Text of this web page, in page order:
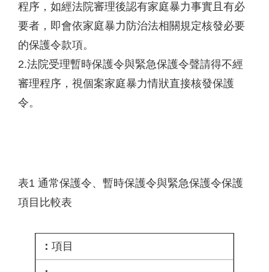
程序，如經法院審理後認有家庭暴力事實且有必
要者，即會依家庭暴力防治法相關規定核發必要
的保護令款項。
2.法院受理暫時保護令與緊急保護令聲請得不經
審理程序，視個案家庭暴力情狀直接核發保護
令。
表1 通常保護令、暫時保護令與緊急保護令保護
項目比較表
項目